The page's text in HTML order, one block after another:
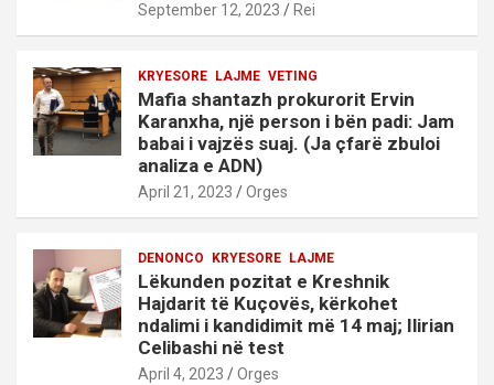
September 12, 2023 Rei
KRYESORE LAJME VETING
Mafia shantazh prokurorit Ervin
Karanxha, një person i bën padi: Jam
babai i vajzës suaj. (Ja çfarë zbuloi
analiza e ADN)
April 21, 2023 Orges
DENONCO KRYESORE LAJME
Lëkunden pozitat e Kreshnik
Hajdarit të Kuçovës, kërkohet
ndalimi i kandidimit më 14 maj; Ilirian
Celibashi në test
April 4, 2023 Orges